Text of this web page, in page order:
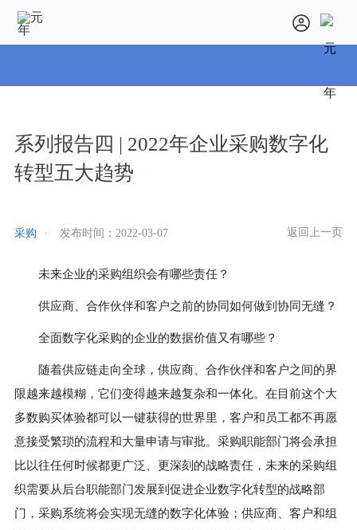
系列报告四 | 2022年企业采购数字化
转型五大趋势
采购 · 发布时间： 2022-03-07 返回上一页
未来企业的采购组织会有哪些责任？
供应商、合作伙伴和客户之前的协同如何做到协同无缝？
全面数字化采购的企业的数据价值又有哪些？
随着供应链走向全球，供应商、合作伙伴和客户之间的界
限越来越模糊，它们变得越来越复杂和一体化。在目前这个大
多数购买体验都可以一键获得的世界里，客户和员工都不再愿
意接受繁琐的流程和大量申请与审批。采购职能部门将会承担
比以往任何时候都更广泛、更深刻的战略责任，未来的采购组
织需要从后台职能部门发展到促进企业数字化转型的战略部
门，采购系统将会实现无缝的数字化体验；供应商、客户和组